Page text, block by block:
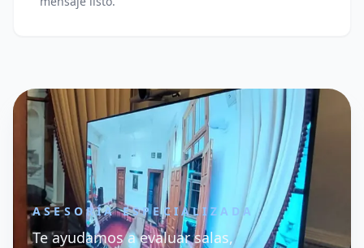
ASESORÍA ESPECIALIZADA
Te ayudamos a evaluar salas,